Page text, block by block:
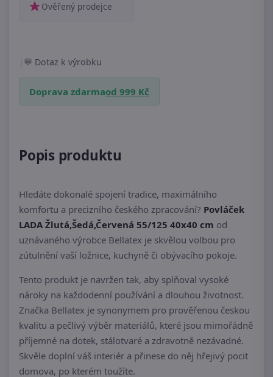
Ověřený prodejce
Dotaz k výrobku
Doprava zdarmaod 999 Kč
Popis produktu
Hledáte dokonalé spojení tradice, maximálního
komfortu a precizního českého zpracování? Povláček
LADA Žlutá,Šedá,Červená 55/125 40x40 cm od
uznávaného výrobce Bellatex je skvělou volbou pro
zútulnění vaší ložnice, kuchyně či obývacího pokoje.
Tento produkt je navržen tak, aby splňoval vysoké
nároky na každodenní používání a dlouhou životnost.
Značka Bellatex je synonymem pro prověřenou českou
kvalitu a pečlivý výběr materiálů, které jsou mimořádně
příjemné na dotek, stálotvaré a zdravotně nezávadné.
Skvěle doplní váš interiér a přinese do něj hřejivý pocit
domova, po kterém toužíte.